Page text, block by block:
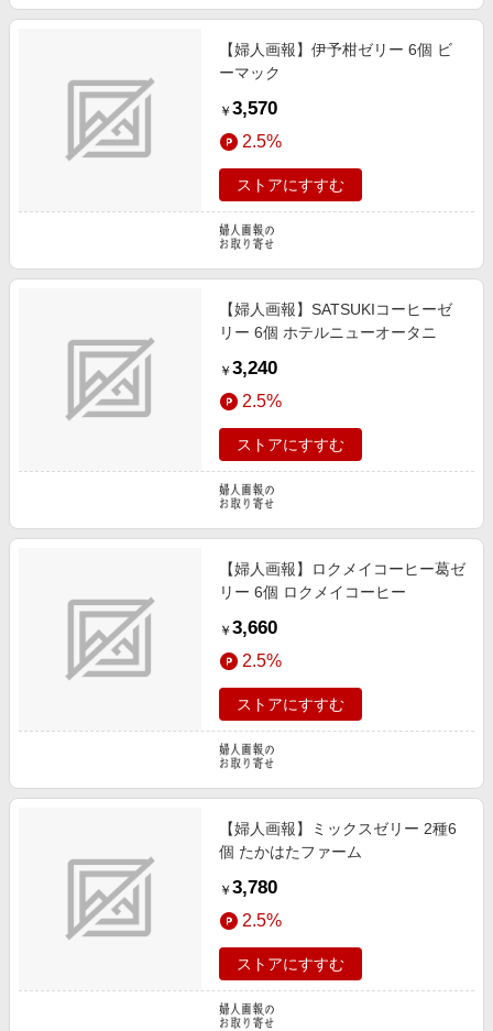
【婦人画報】伊予柑ゼリー 6個 ビ
ーマック
￥ 3,570
2.5%
ストアにすすむ
【婦人画報】SATSUKIコーヒーゼ
リー 6個 ホテルニューオータニ
￥ 3,240
2.5%
ストアにすすむ
【婦人画報】ロクメイコーヒー葛ゼ
リー 6個 ロクメイコーヒー
￥ 3,660
2.5%
ストアにすすむ
【婦人画報】ミックスゼリー 2種6
個 たかはたファーム
￥ 3,780
2.5%
ストアにすすむ